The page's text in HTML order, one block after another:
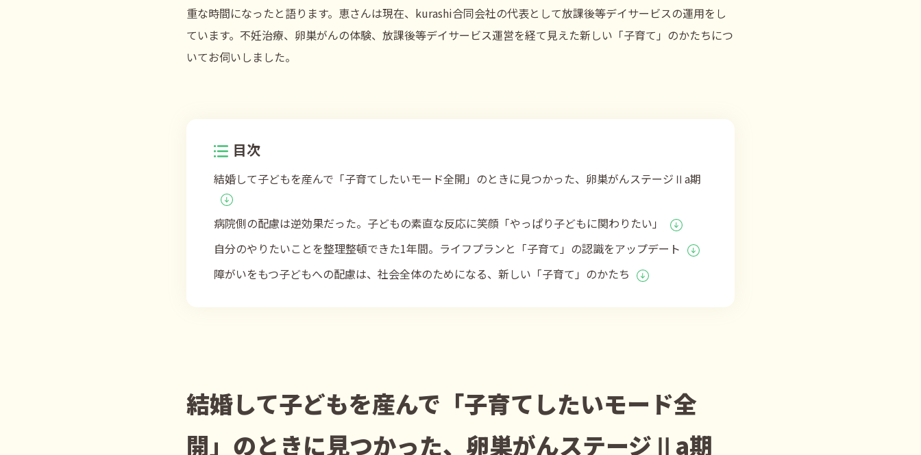
重な時間になったと語ります。恵さんは現在、kurashi合同会社の代表として放課後等デイサービスの運用をし
ています。不妊治療、卵巣がんの体験、放課後等デイサービス運営を経て見えた新しい「子育て」のかたちにつ
いてお伺いしました。
目次
結婚して子どもを産んで「子育てしたいモード全開」のときに見つかった、卵巣がんステージⅡa期
病院側の配慮は逆効果だった。子どもの素直な反応に笑顔「やっぱり子どもに関わりたい」
自分のやりたいことを整理整頓できた1年間。ライフプランと「子育て」の認識をアップデート
障がいをもつ子どもへの配慮は、社会全体のためになる、新しい「子育て」のかたち
結婚して子どもを産んで「子育てしたいモード全
開」のときに見つかった、卵巣がんステージⅡa期